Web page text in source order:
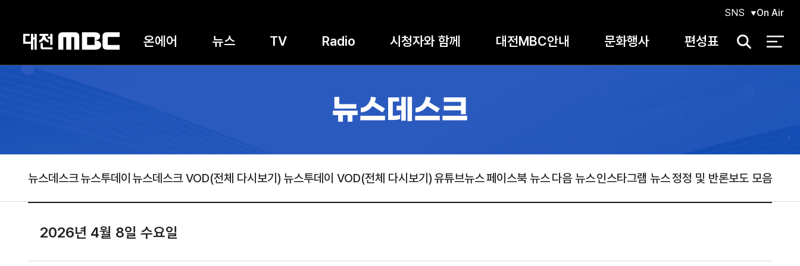
온에어 뉴스 TV Radio 시청자와 함께 대전MBC안내 문화행사 편성표
SNS On Air
검
뉴스데스크
뉴스데스크뉴스투데이 뉴스데스크 VOD(전체 다시보기) 뉴스투데이 VOD(전체 다시보기) 유튜브뉴스페이스북 뉴스다음 뉴스인스타그램 뉴스정정 및 반론보도 모음
2026년 4월 8일 수요일